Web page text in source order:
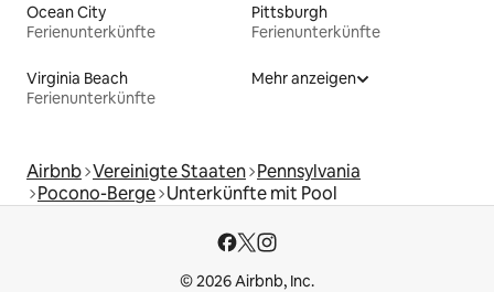
Ocean City
Ferienunterkünfte
Pittsburgh
Ferienunterkünfte
Virginia Beach
Ferienunterkünfte
Mehr anzeigen
Airbnb Vereinigte Staaten Pennsylvania
Pocono-Berge Unterkünfte mit Pool
© 2026 Airbnb, Inc.